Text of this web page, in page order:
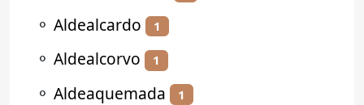
⚬ Aldealcardo 1
⚬ Aldealcorvo 1
⚬ Aldeaquemada 1